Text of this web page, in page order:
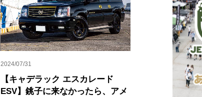
2024/07/31
【キャデラック エスカレード
ESV】銚子に来なかったら、アメ